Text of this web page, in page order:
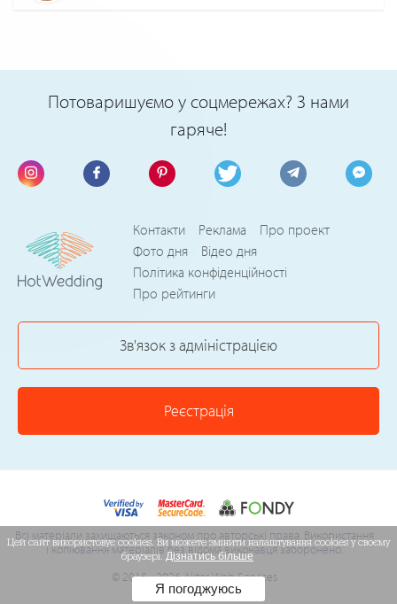
Потоваришуємо у соцмережах? З нами
гаряче!
Контакти Реклама
Про проект
Фото дня
Відео дня
Політика конфіденційності
Про рейтинги
Зв'язок з адміністрацією
Реєстрація
Всі матеріали захищаються законом про авторські права. Використання
і копіювання матеріалів без відома виконавця заборонено.
© 2015 - 2026 Akter Web Services
Цей сайт використовує cookies. Ви можете змінити налаштування cookies у своєму
браузері.Дізнатись більше
Я погоджуюсь